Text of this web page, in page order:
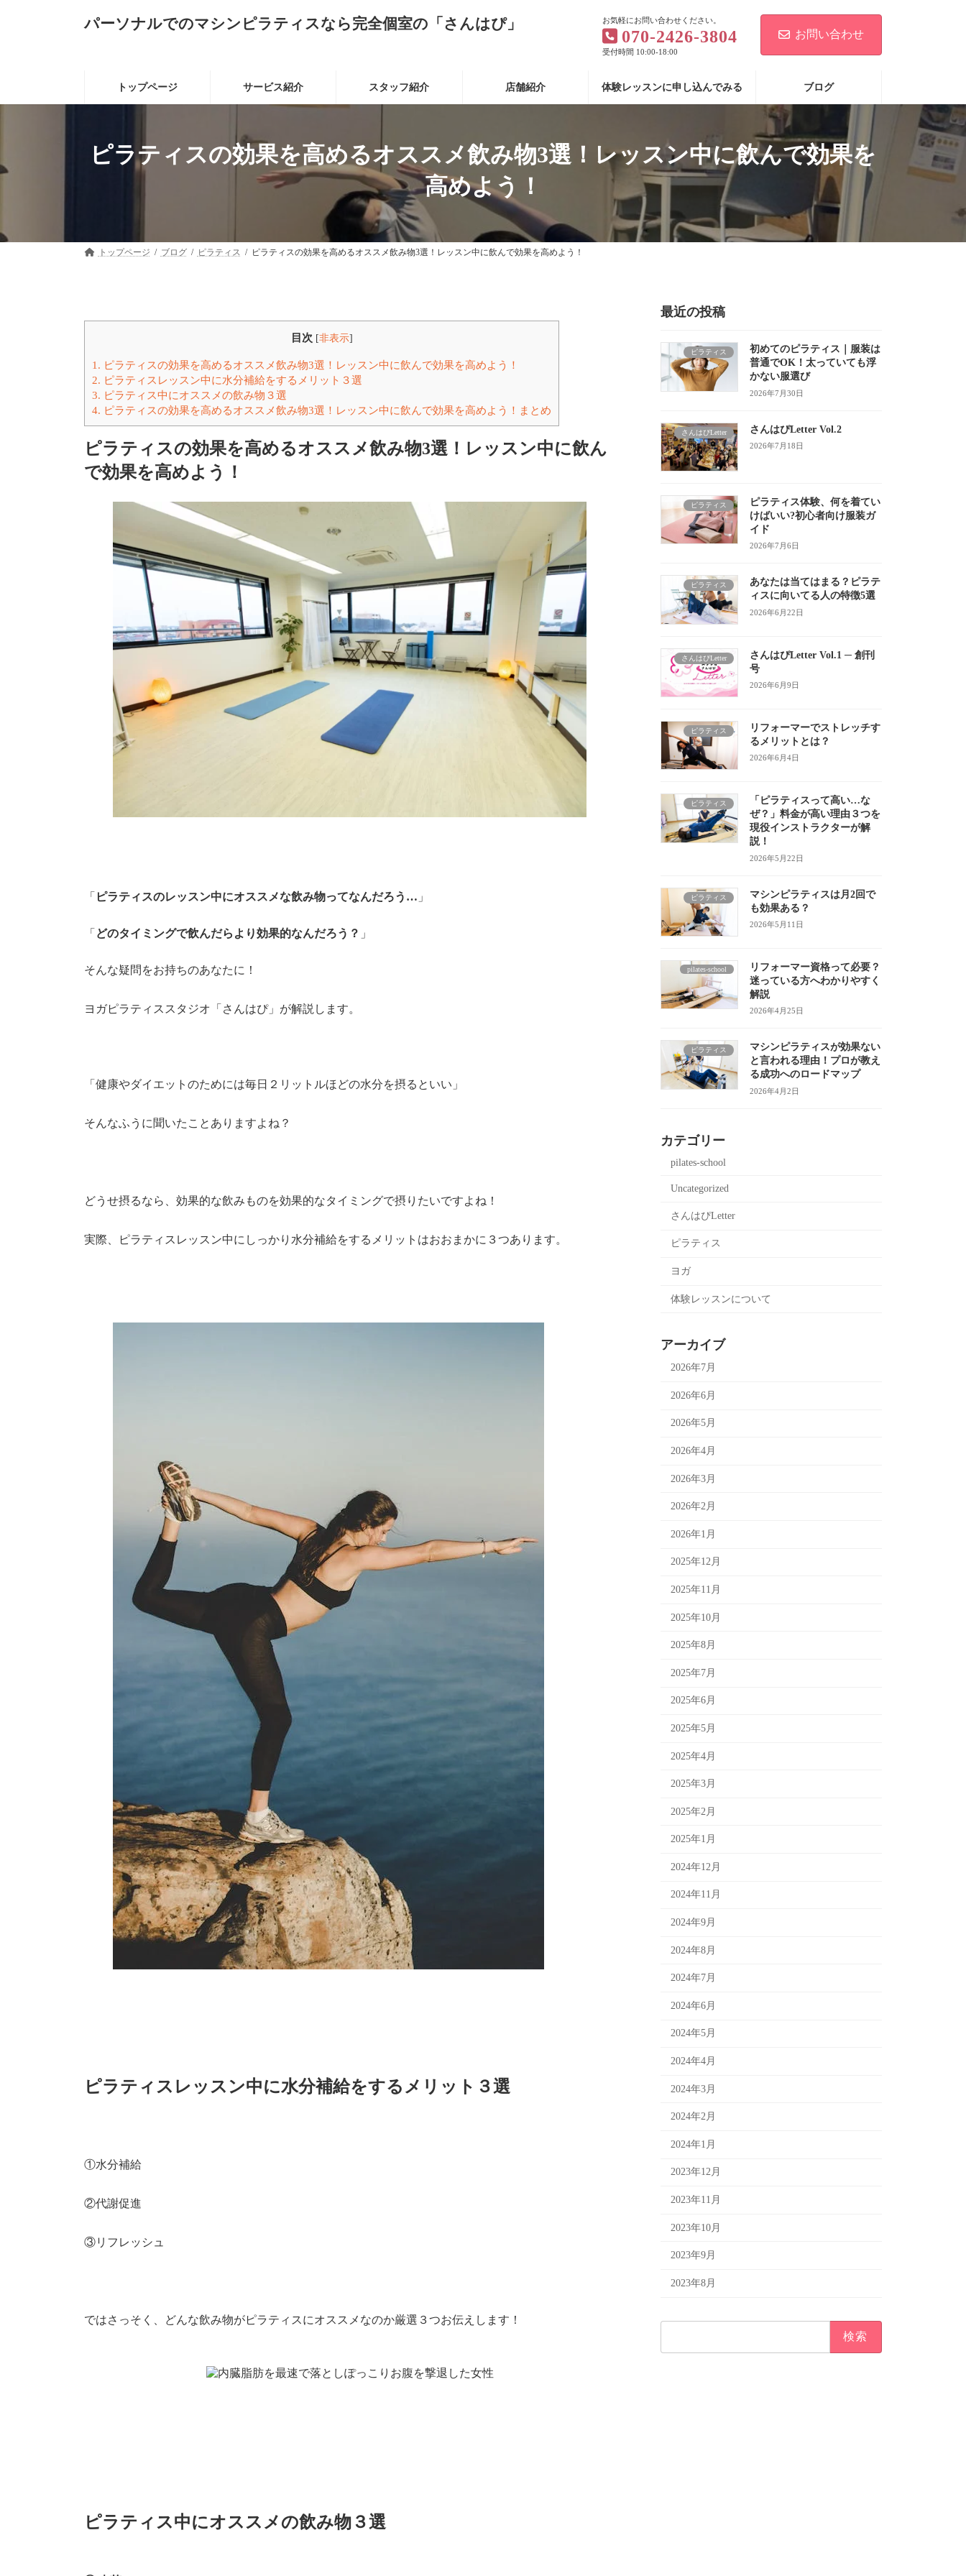
パーソナルでのマシンピラティスなら完全個室の「さんはぴ」 お気軽にお問い合わせください。
070-2426-3804
受付時間 10:00-18:00
お問い合わせ
トップページ サービス紹介 スタッフ紹介 店舗紹介 体験レッスンに申し込んでみる ブログ
ピラティスの効果を高めるオススメ飲み物3選！レッスン中に飲んで効果を
高めよう！
トップページ ブログ ピラティス ピラティスの効果を高めるオススメ飲み物3選！レッスン中に飲んで効果を高めよう！
目次 [非表示]
1. ピラティスの効果を高めるオススメ飲み物3選！レッスン中に飲んで効果を高めよう！
2. ピラティスレッスン中に水分補給をするメリット３選
3. ピラティス中にオススメの飲み物３選
4. ピラティスの効果を高めるオススメ飲み物3選！レッスン中に飲んで効果を高めよう！まとめ
ピラティスの効果を高めるオススメ飲み物3選！レッスン中に飲ん
で効果を高めよう！
「 ピラティスのレッスン中にオススメな飲み物ってなんだろう… 」
「 どのタイミングで飲んだらより効果的なんだろう？ 」
そんな疑問をお持ちのあなたに！
ヨガピラティススタジオ「さんはぴ」が解説します。
「健康やダイエットのためには毎日２リットルほどの水分を摂るといい」
そんなふうに聞いたことありますよね？
どうせ摂るなら、効果的な飲みものを効果的なタイミングで摂りたいですよね！
実際、ピラティスレッスン中にしっかり水分補給をするメリットはおおまかに３つあります。
ピラティスレッスン中に水分補給をするメリット３選
①水分補給
②代謝促進
③リフレッシュ
ではさっそく、どんな飲み物がピラティスにオススメなのか厳選３つお伝えします！
ピラティス中にオススメの飲み物３選
最近の投稿
ピラティス
初めてのピラティス｜服装は
普通でOK！太っていても浮
かない服選び
2026年7月30日
さんはぴLetter さんはぴLetter Vol.2
2026年7月18日
ピラティス
ピラティス体験、何を着てい
けばいい?初心者向け服装ガ
イド
2026年7月6日
ピラティス
あなたは当てはまる？ピラテ
ィスに向いてる人の特徴5選
2026年6月22日
さんはぴLetter
さんはぴLetter Vol.1 ─ 創刊
号
2026年6月9日
ピラティス
リフォーマーでストレッチす
るメリットとは？
2026年6月4日
ピラティス
「ピラティスって高い…な
ぜ？」料金が高い理由３つを
現役インストラクターが解
説！
2026年5月22日
ピラティス
マシンピラティスは月2回で
も効果ある？
2026年5月11日
pilates-school
リフォーマー資格って必要？
迷っている方へわかりやすく
解説
2026年4月25日
ピラティス
マシンピラティスが効果ない
と言われる理由！プロが教え
る成功へのロードマップ
2026年4月2日
カテゴリー
pilates-school
Uncategorized
さんはぴLetter
ピラティス
ヨガ
体験レッスンについて
アーカイブ
2026年7月
2026年6月
2026年5月
2026年4月
2026年3月
2026年2月
2026年1月
2025年12月
2025年11月
2025年10月
2025年8月
2025年7月
2025年6月
2025年5月
2025年4月
2025年3月
2025年2月
2025年1月
2024年12月
2024年11月
2024年9月
2024年8月
2024年7月
2024年6月
2024年5月
2024年4月
2024年3月
2024年2月
2024年1月
2023年12月
2023年11月
2023年10月
2023年9月
2023年8月